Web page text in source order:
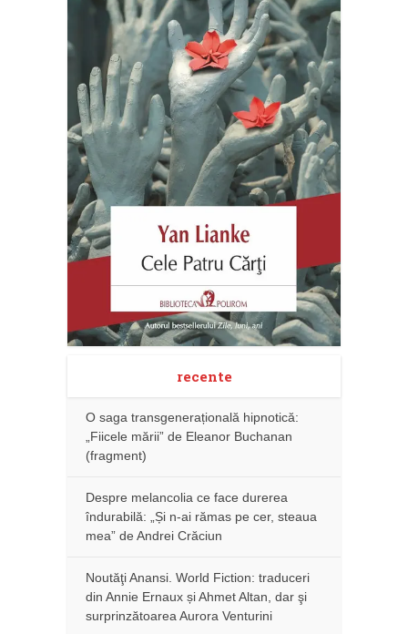
recente
O saga transgenerațională hipnotică:
„Fiicele mării” de Eleanor Buchanan
(fragment)
Despre melancolia ce face durerea
îndurabilă: „Și n-ai rămas pe cer, steaua
mea” de Andrei Crăciun
Noutăţi Anansi. World Fiction: traduceri
din Annie Ernaux și Ahmet Altan, dar şi
surprinzătoarea Aurora Venturini